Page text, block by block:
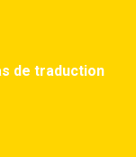
de traduction